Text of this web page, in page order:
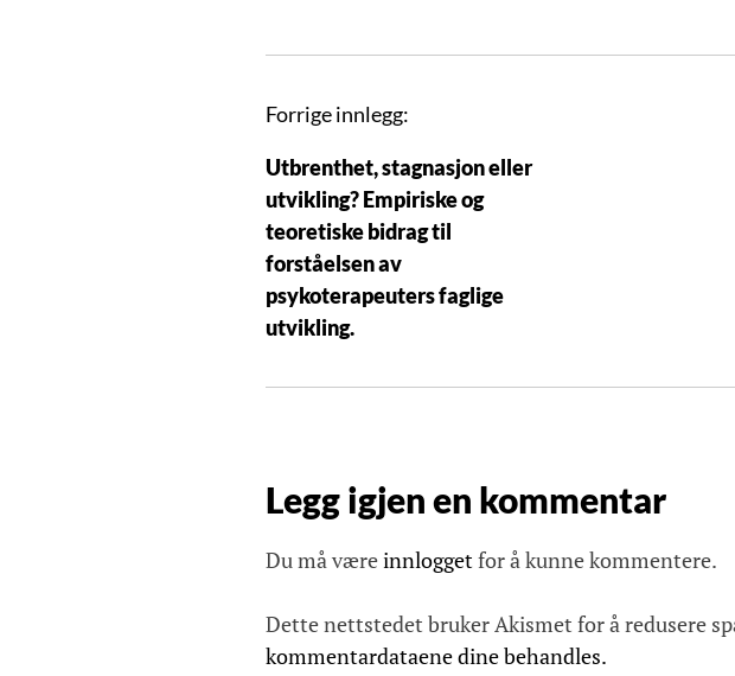
I
n
l
e
g
g
s
s
o
n
Forrige innlegg:
Utbrenthet, stagnasjon eller
utvikling? Empiriske og
teoretiske bidrag til
forståelsen av
psykoterapeuters faglige
utvikling.
Legg igjen en kommentar
Du må væreinnloggetfor å kunne kommentere.
Dette nettstedet bruker Akismet for å redusere
kommentardataene dine behandles.